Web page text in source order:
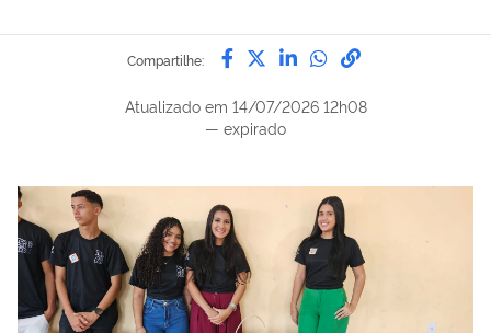
Compartilhe: Compartilhe por Facebook
Compartilhe por Twitter
Compartilhe por
Compartilhe
link para
Atualizado em 14/07/2026 12h08
— expirado